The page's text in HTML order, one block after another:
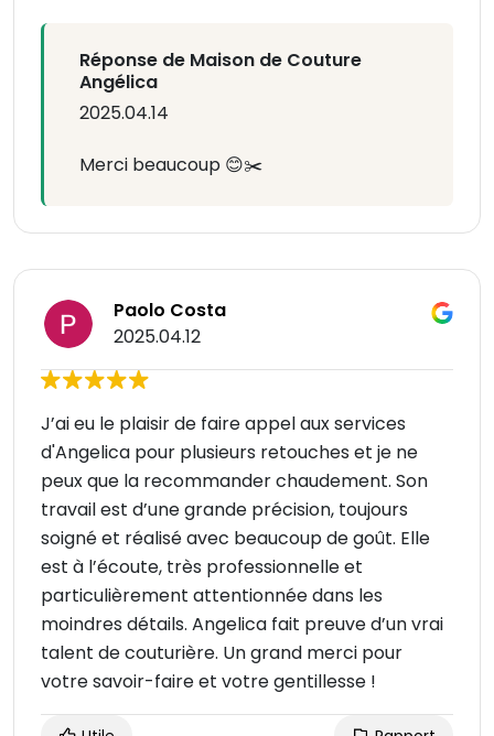
Réponse de Maison de Couture
Angélica
2025.04.14
Merci beaucoup 😊✂️
Paolo Costa
2025.04.12
J’ai eu le plaisir de faire appel aux services
d'Angelica pour plusieurs retouches et je ne
peux que la recommander chaudement. Son
travail est d’une grande précision, toujours
soigné et réalisé avec beaucoup de goût. Elle
est à l’écoute, très professionnelle et
particulièrement attentionnée dans les
moindres détails. Angelica fait preuve d’un vrai
talent de couturière. Un grand merci pour
votre savoir-faire et votre gentillesse !